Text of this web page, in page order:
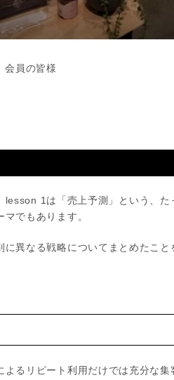
会員の皆様
1は「売上予測」という、た
でもあります。
異なる戦略についてまとめたこ
るリピート利用だけでは充分な